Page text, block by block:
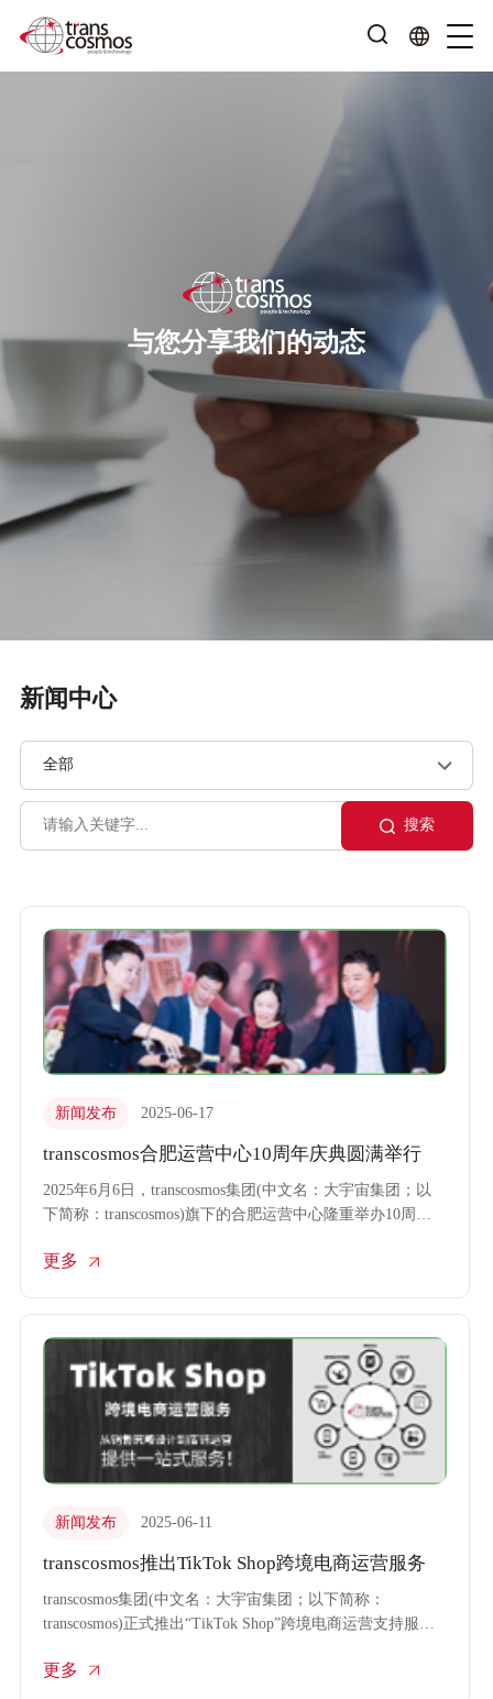
与您分享我们的动态
新闻中心
搜索
新闻发布 2025-06-17
transcosmos合肥运营中心10周年庆典圆满举行
2025年6月6日，transcosmos集团(中文名：大宇宙集团；以
下简称：transcosmos)旗下的合肥运营中心隆重举办10周年
并共同见证了这一具有里程碑意义的重要时刻。
更多
新闻发布 2025-06-11
transcosmos推出TikTok Shop跨境电商运营服务
transcosmos集团(中文名：大宇宙集团；以下简称：
transcosmos)正式推出“TikTok Shop”跨境电商运营支持服
更多